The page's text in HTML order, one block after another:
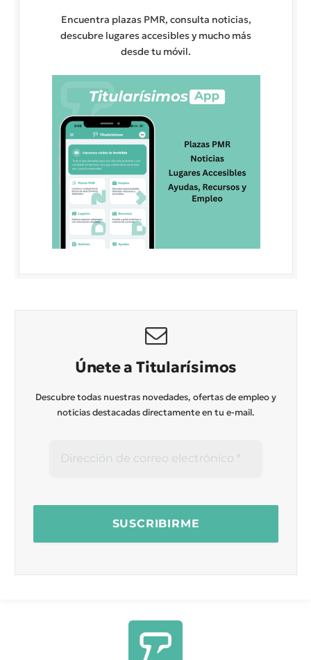
Encuentra plazas PMR, consulta noticias,
descubre lugares accesibles y mucho más
desde tu móvil.
Únete a Titularísimos
Descubre todas nuestras novedades, ofertas de empleo y
noticias destacadas directamente en tu e-mail.